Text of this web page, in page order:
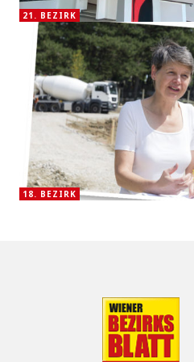
21. BEZIRK
18. BEZIRK